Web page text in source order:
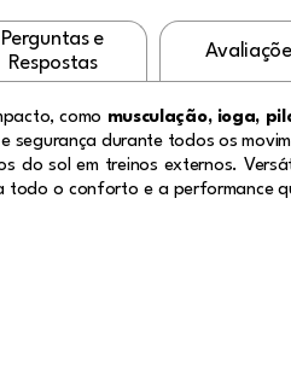
Perguntas e
Respostas
como musculação, ioga,
durante todos os
do sol em treinos externos.
todo o conforto e a performance